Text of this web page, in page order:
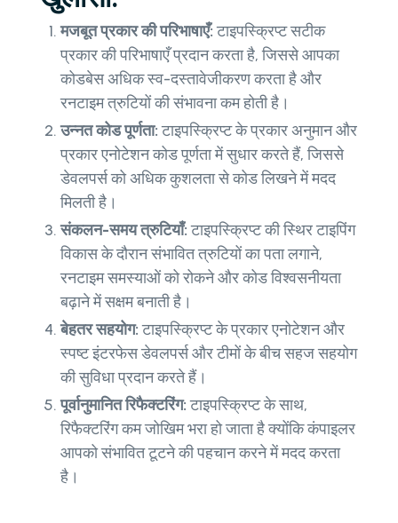
मजबूत प्रकार की परिभाषाएँ:टाइपस्क्रिप्ट सटीक
प्रकार की परिभाषाएँ प्रदान करता है, जिससे आपका
कोडबेस अधिक स्व-दस्तावेजीकरण करता है और
रनटाइम त्रुटियों की संभावना कम होती है।
उन्नत कोड पूर्णता:टाइपस्क्रिप्ट के प्रकार अनुमान और
प्रकार एनोटेशन कोड पूर्णता में सुधार करते हैं, जिससे
डेवलपर्स को अधिक कुशलता से कोड लिखने में मदद
मिलती है।
संकलन-समय त्रुटियाँ:टाइपस्क्रिप्ट की स्थिर टाइपिंग
विकास के दौरान संभावित त्रुटियों का पता लगाने,
रनटाइम समस्याओं को रोकने और कोड विश्वसनीयता
बढ़ाने में सक्षम बनाती है।
बेहतर सहयोग:टाइपस्क्रिप्ट के प्रकार एनोटेशन और
स्पष्ट इंटरफेस डेवलपर्स और टीमों के बीच सहज सहयोग
की सुविधा प्रदान करते हैं।
पूर्वानुमानित रिफैक्टरिंग:टाइपस्क्रिप्ट के साथ,
रिफैक्टरिंग कम जोखिम भरा हो जाता है क्योंकि कंपाइलर
आपको संभावित टूटने की पहचान करने में मदद करता
है।